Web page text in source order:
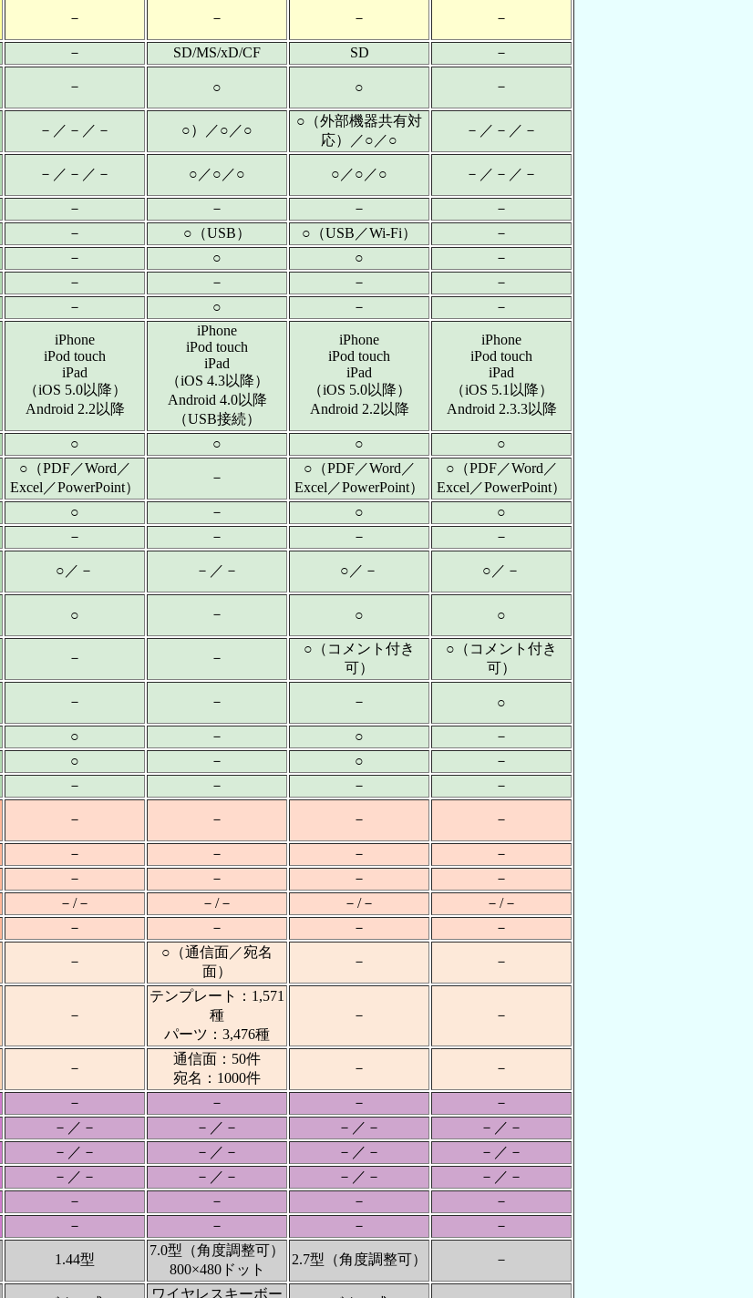
－ － － －
－ SD/MS/xD/CF SD
－
－ ○ ○ －
－／－／－ ○）／○／○
○（外部機器共有対
応）／○／○
－／－／－
－／－／－ ○／○／○ ○／○／○ －／－／－
－ － －
－
－ ○（USB） ○（USB／Wi-Fi）
－
－ ○ ○
－
－ － －
－
－ ○ － －
iPhone
iPod touch
iPad
（iOS 5.0以降）
Android 2.2以降
iPhone
iPod touch
iPad
（iOS 4.3以降）
Android 4.0以降
（USB接続）
iPhone
iPod touch
iPad
（iOS 5.0以降）
Android 2.2以降
iPhone
iPod touch
iPad
（iOS 5.1以降）
Android 2.3.3以降
○ ○ ○ ○
○（PDF／Word／
Excel／PowerPoint）
－
○（PDF／Word／
Excel／PowerPoint）
○（PDF／Word／
Excel／PowerPoint）
○ － ○
○
－ － － －
○／－ －／－ ○／－ ○／－
○ － ○ ○
－ －
○（コメント付き
可）
○（コメント付き
可）
－ － － ○
○ － ○
－
○ － ○
－
－ － － －
－ － － －
－ － －
－
－ － －
－
－/－ －/－ －/－
－/－
－ － － －
－
○（通信面／宛名
面）
－ －
－
テンプレート：1,571
種
パーツ：3,476種
－ －
－
通信面：50件
宛名：1000件
－ －
－ － －
－
－／－ －／－ －／－
－／－
－／－ －／－ －／－
－／－
－／－ －／－ －／－
－／－
－ － －
－
－ － － －
1.44型
7.0型（角度調整可）
800×480ドット
2.7型（角度調整可） －
ワイヤレスキーボー